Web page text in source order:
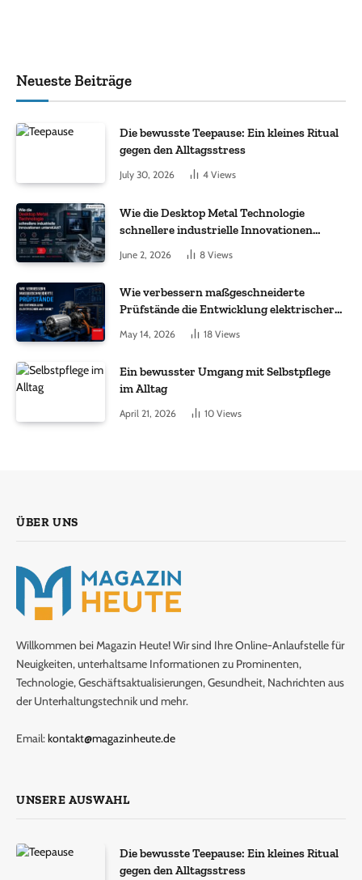
Neueste Beiträge
Die bewusste Teepause: Ein kleines Ritual
gegen den Alltagsstress
July 30, 2026 4 Views
Wie die Desktop Metal Technologie
schnellere industrielle Innovationen
June 2, 2026 8 Views
Wie verbessern maßgeschneiderte
Prüfstände die Entwicklung elektrischer
May 14, 2026 18 Views
Ein bewusster Umgang mit Selbstpflege
im Alltag
April 21, 2026 10 Views
ÜBER UNS
Willkommen bei Magazin Heute! Wir sind Ihre Online-Anlaufstelle für
Neuigkeiten, unterhaltsame Informationen zu Prominenten,
Technologie, Geschäftsaktualisierungen, Gesundheit, Nachrichten aus
der Unterhaltungstechnik und mehr.
Email:kontakt@magazinheute.de
UNSERE AUSWAHL
Die bewusste Teepause: Ein kleines Ritual
gegen den Alltagsstress